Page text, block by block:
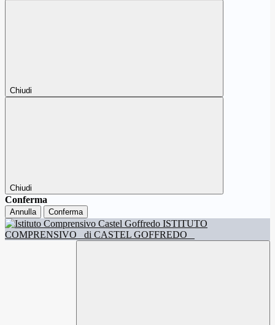
Chiudi
Chiudi
Conferma
Annulla Conferma
ISTITUTO
COMPRENSIVO
di CASTEL GOFFREDO